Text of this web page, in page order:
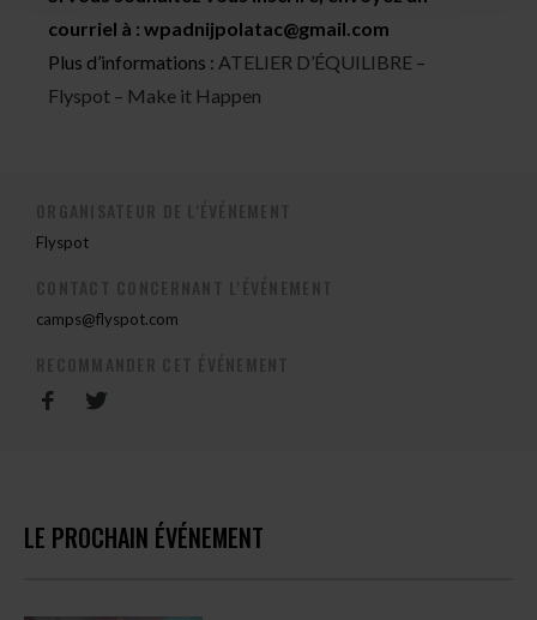
courriel à : wpadnijpolatac@gmail.com
Plus d’informations : ATELIER D’ÉQUILIBRE –
Flyspot – Make it Happen
Flyspot
camps@flyspot.com
LE PROCHAIN ÉVÉNEMENT